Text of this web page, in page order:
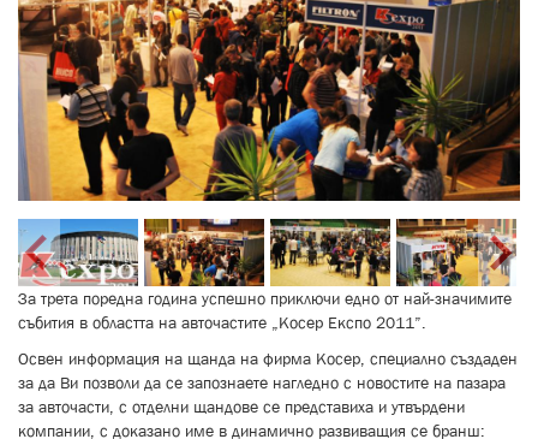
За трета поредна година успешно приключи едно от най-значимите
събития в областта на авточастите „Косер Експо 2011”.
Освен информация на щанда на фирма Косер, специално създаден
за да Ви позволи да се запознаете нагледно с новостите на пазара
за авточасти, с отделни щандове се представиха и утвърдени
компании, с доказано име в динамично развиващия се бранш: